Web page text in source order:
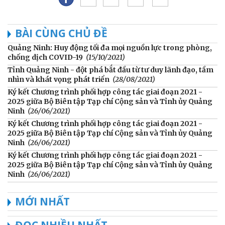
BÀI CÙNG CHỦ ĐỀ
Quảng Ninh: Huy động tối đa mọi nguồn lực trong phòng,
chống dịch COVID-19 (15/10/2021)
Tỉnh Quảng Ninh - đột phá bắt đầu từ tư duy lãnh đạo, tầm
nhìn và khát vọng phát triển (28/08/2021)
Ký kết Chương trình phối hợp công tác giai đoạn 2021 -
2025 giữa Bộ Biên tập Tạp chí Cộng sản và Tỉnh ủy Quảng
Ninh (26/06/2021)
Ký kết Chương trình phối hợp công tác giai đoạn 2021 -
2025 giữa Bộ Biên tập Tạp chí Cộng sản và Tỉnh ủy Quảng
Ninh (26/06/2021)
Ký kết Chương trình phối hợp công tác giai đoạn 2021 -
2025 giữa Bộ Biên tập Tạp chí Cộng sản và Tỉnh ủy Quảng
Ninh (26/06/2021)
MỚI NHẤT